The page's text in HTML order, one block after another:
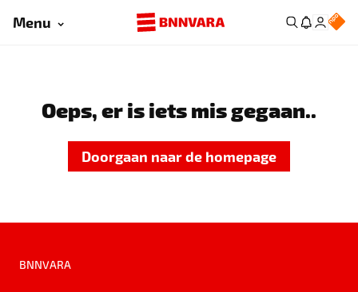
Menu
Oeps, er is iets mis gegaan..
Doorgaan naar de homepage
BNNVARA